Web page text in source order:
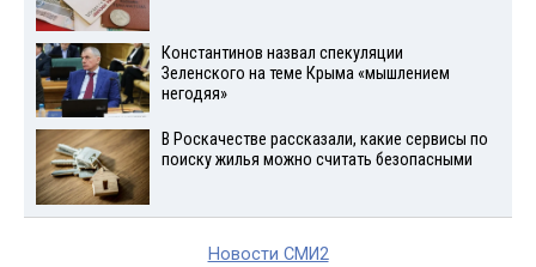
Константинов назвал спекуляции
Зеленского на теме Крыма «мышлением
негодяя»
В Роскачестве рассказали, какие сервисы по
поиску жилья можно считать безопасными
Новости СМИ2